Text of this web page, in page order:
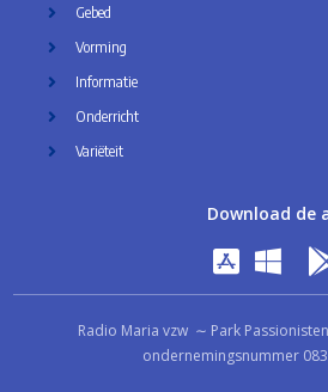
Gebed
Vorming
Informatie
Onderricht
Variëteit
Download de
Radio Maria vzw ∼ Park
ondernemingsnummer